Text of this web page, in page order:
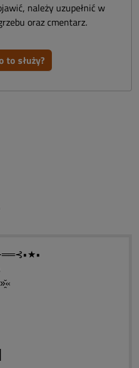
należy uzupełnić w
oraz cmentarz.
to służy?